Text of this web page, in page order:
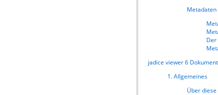
Der
jadice viewer 6
1. Allgemeines
Über